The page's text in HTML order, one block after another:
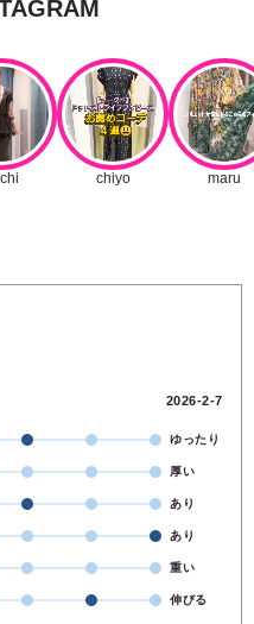
2026-2-7
ゆったり
厚い
あり
あり
重い
伸びる